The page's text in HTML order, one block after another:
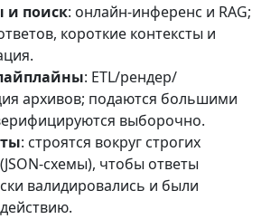
и поиск: онлайн-инференс и RAG;
короткие контексты и
: ETL/рендер/
архивов; подаются большими
выборочно.
: строятся вокруг строгих
схемы), чтобы ответы
валидировались и были